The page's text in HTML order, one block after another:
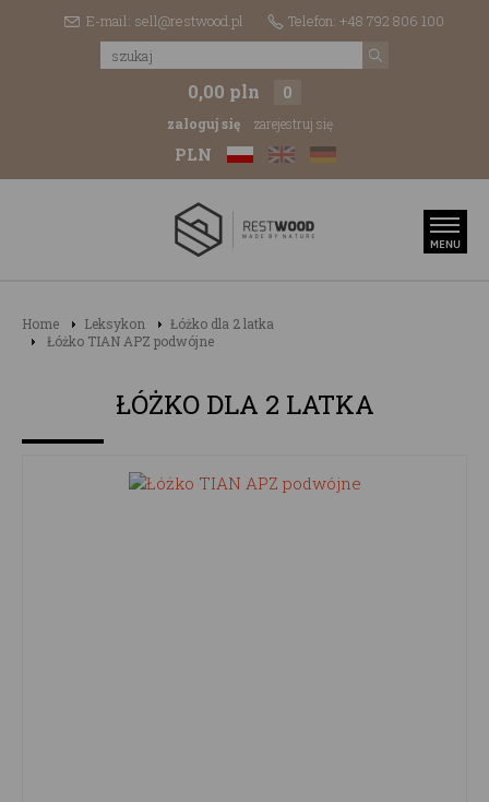
E-mail: sell@restwood.pl Telefon: +48 792 806 100
0,00 pln 0
zaloguj się zarejestruj się
PLN
Home Leksykon
Łóżko dla 2 latka
Łóżko TIAN APZ podwójne
ŁÓŻKO DLA 2 LATKA